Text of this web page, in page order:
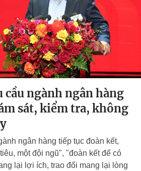
cầu ngành ngân hàng
sát, kiểm tra, không
ngân hàng tiếp tục đoàn kết,
một đội ngũ", "đoàn kết để có
lại lợi ích, trao đổi mang lại lòng